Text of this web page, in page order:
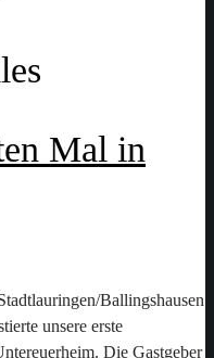
Mal in
Ballingshausen
unsere erste
Die Gastgeber